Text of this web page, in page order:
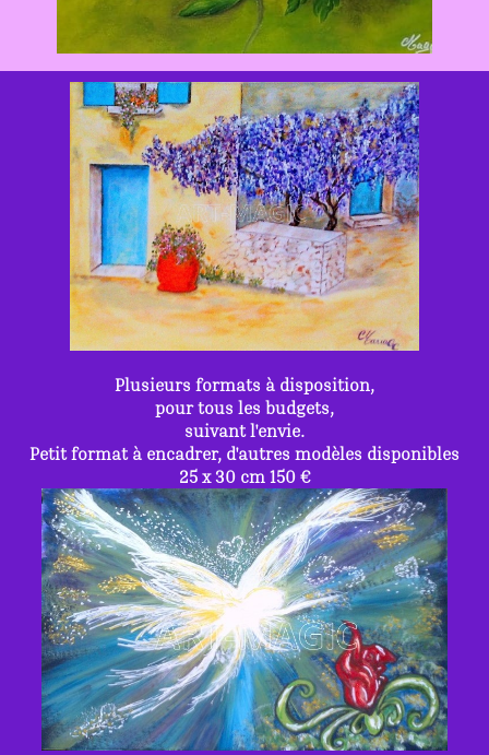
Plusieurs formats à disposition,
pour tous les budgets,
suivant l'envie.
Petit format à encadrer, d'autres modèles disponibles
25 x 30 cm 150 €